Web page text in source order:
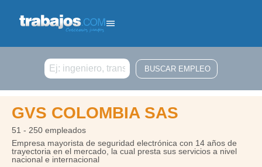
Buscar
GVS COLOMBIA SAS
51 - 250 empleados
Empresa mayorista de seguridad electrónica con 14 años de
trayectoria en el mercado, la cual presta sus servicios a nivel
nacional e internacional